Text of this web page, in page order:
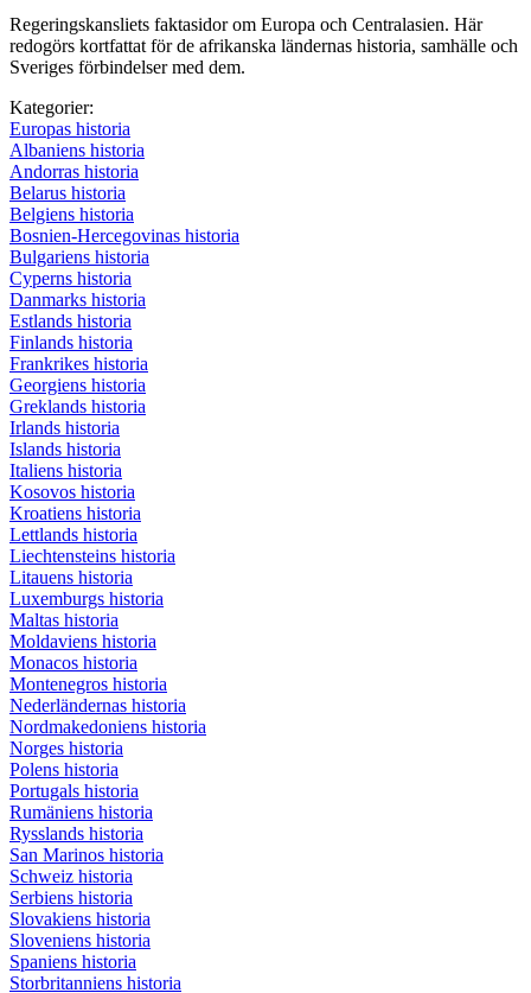
Regeringskansliets faktasidor om Europa och Centralasien. Här
redogörs kortfattat för de afrikanska ländernas historia, samhälle och
Sveriges förbindelser med dem.
Kategorier:
Europas historia
Albaniens historia
Andorras historia
Belarus historia
Belgiens historia
Bosnien-Hercegovinas historia
Bulgariens historia
Cyperns historia
Danmarks historia
Estlands historia
Finlands historia
Frankrikes historia
Georgiens historia
Greklands historia
Irlands historia
Islands historia
Italiens historia
Kosovos historia
Kroatiens historia
Lettlands historia
Liechtensteins historia
Litauens historia
Luxemburgs historia
Maltas historia
Moldaviens historia
Monacos historia
Montenegros historia
Nederländernas historia
Nordmakedoniens historia
Norges historia
Polens historia
Portugals historia
Rumäniens historia
Rysslands historia
San Marinos historia
Schweiz historia
Serbiens historia
Slovakiens historia
Sloveniens historia
Spaniens historia
Storbritanniens historia